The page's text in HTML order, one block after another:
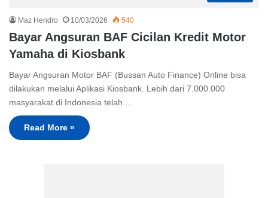
Maz Hendro 10/03/2026 540
Bayar Angsuran BAF Cicilan Kredit Motor
Yamaha di Kiosbank
Bayar Angsuran Motor BAF (Bussan Auto Finance) Online bisa
dilakukan melalui Aplikasi Kiosbank. Lebih dari 7.000.000
masyarakat di Indonesia telah…
Read More »